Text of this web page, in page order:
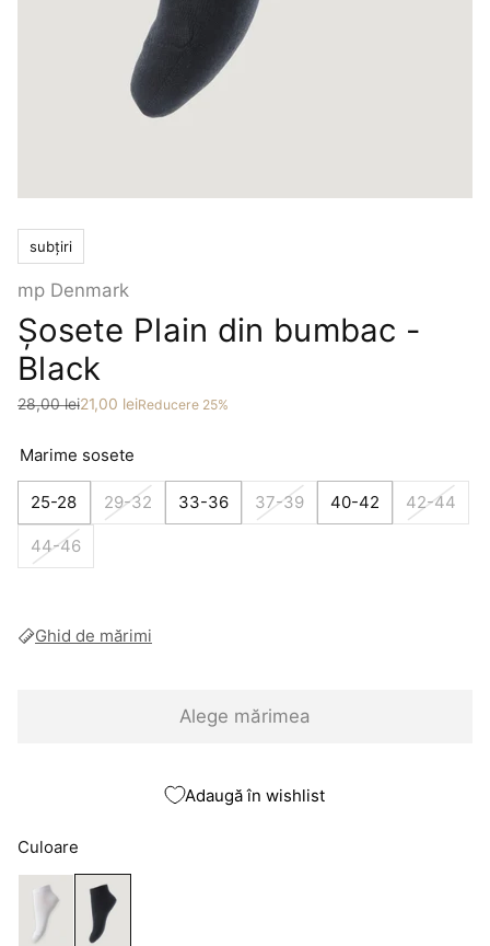
subțiri
mp Denmark
Șosete Plain din bumbac -
Black
Preț
28,00 lei
Preț redus21,00 leiReducere 25%
Marime sosete
25-28 29-32 33-36 37-39 40-42 42-44
44-46
Ghid de mărimi
Alege mărimea
Adaugă în wishlist
Culoare